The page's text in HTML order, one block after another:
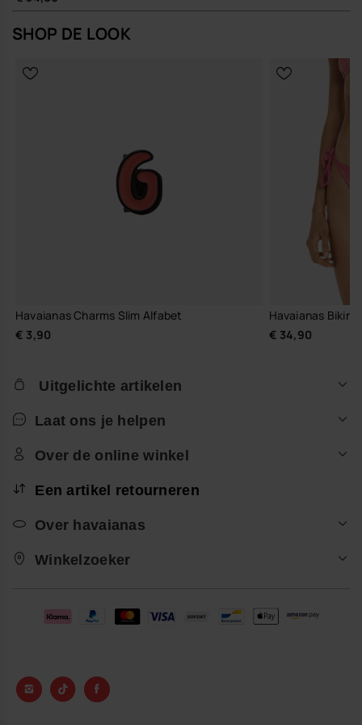
SHOP DE LOOK
Havaianas Charms Slim Alfabet
€ 3,90
Havaianas
€ 34,90
Uitgelichte artikelen
Laat ons je helpen
Over de online winkel
Een artikel retourneren
Over havaianas
Winkelzoeker